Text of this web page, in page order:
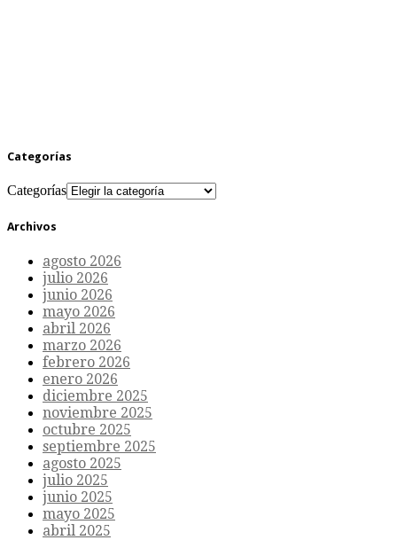
Categorías
Categorías
Archivos
agosto 2026
julio 2026
junio 2026
mayo 2026
abril 2026
marzo 2026
febrero 2026
enero 2026
diciembre 2025
noviembre 2025
octubre 2025
septiembre 2025
agosto 2025
julio 2025
junio 2025
mayo 2025
abril 2025